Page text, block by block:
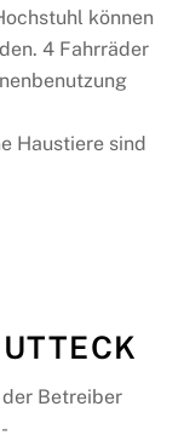
können
4 Fahrräder
Haustiere sind
Betreiber